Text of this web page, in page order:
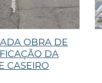
OBRA DE
DA
CASEIRO